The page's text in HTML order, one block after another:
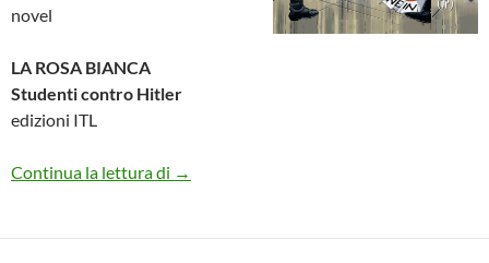
novel
LA ROSA BIANCA
Studenti contro Hitler
edizioni ITL
Continua la lettura di La Rosa Bianca, studenti contro Hitler
→